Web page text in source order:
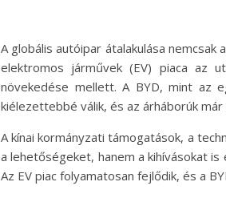
A globális autóipar átalakulása
elektromos járművek (EV) piaca az
növekedése mellett. A BYD, mint az
kiélezettebbé válik, és az árháborúk
A kínai kormányzati támogatások, a
a lehetőségeket, hanem a kihívásokat
Az EV piac folyamatosan fejlődik, és a